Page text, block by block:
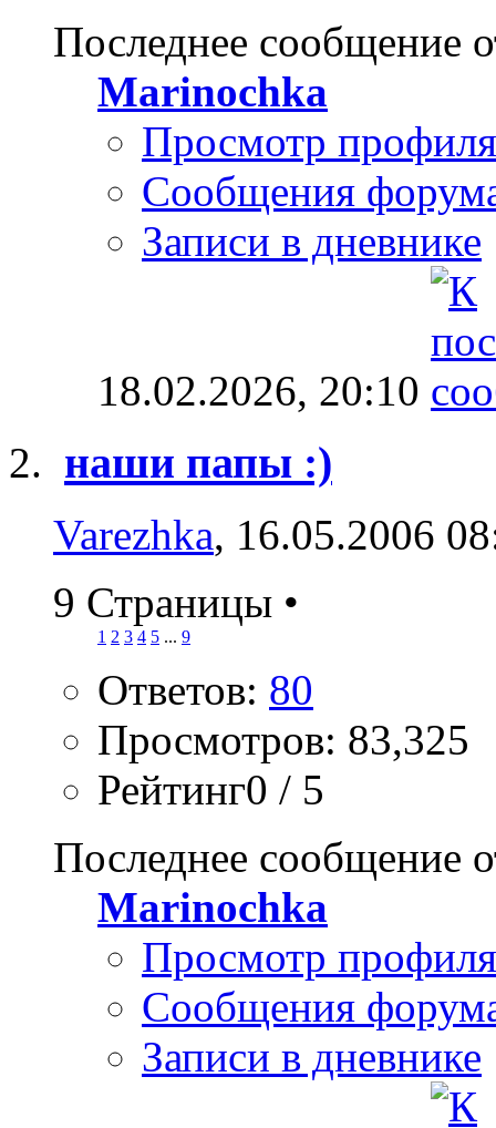
Последнее сообщение
Marinochka
Просмотр профиля
Сообщения
Записи в дневнике
18.02.2026, 20:10
наши папы :)
Varezhka, 16.05.2006
9 Страницы •
1 2 3 4 5 ... 9
Ответов: 80
Просмотров: 83,325
Рейтинг0 / 5
Последнее сообщение
Marinochka
Просмотр профиля
Сообщения
Записи в дневнике